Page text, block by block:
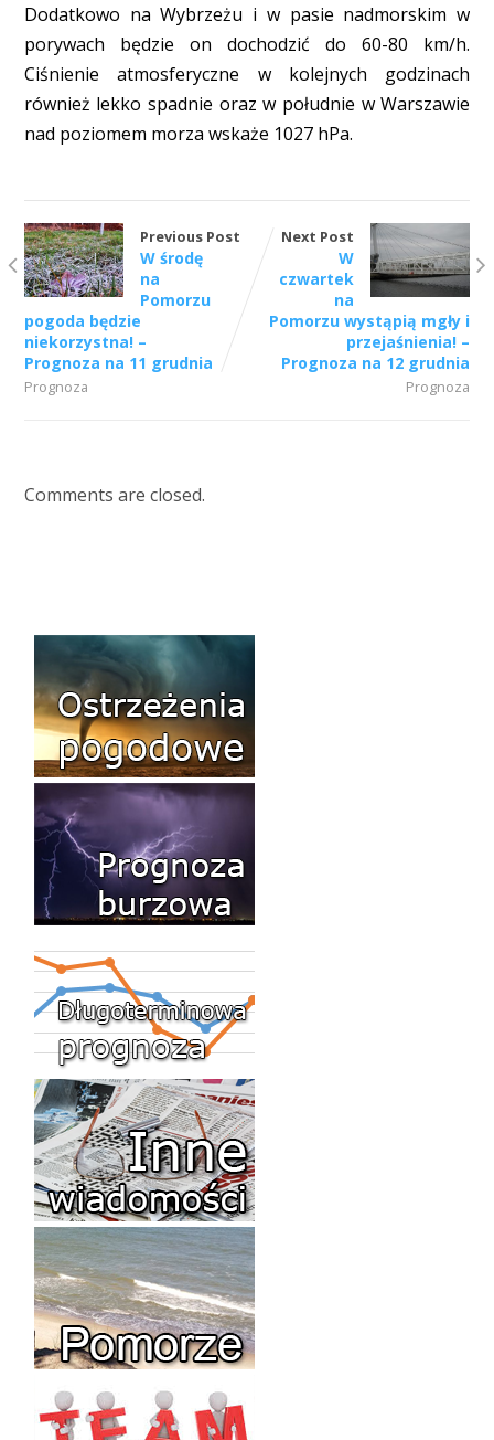
Dodatkowo na Wybrzeżu i w pasie nadmorskim w
porywach będzie on dochodzić do 60-80 km/h.
Ciśnienie atmosferyczne w kolejnych godzinach
również lekko spadnie oraz w południe w Warszawie
nad poziomem morza wskaże 1027 hPa.
Previous Post
W środę
na
Pomorzu
pogoda będzie
niekorzystna! –
Prognoza na 11 grudnia
Prognoza
Next Post
W
czwartek
na
Pomorzu wystąpią mgły i
przejaśnienia! –
Prognoza na 12 grudnia
Prognoza
Comments are closed.